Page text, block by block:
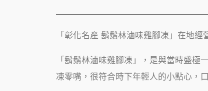
「彰化名產 鬍鬚林滷味雞腳凍」在地
「鬍鬚林滷味雞腳凍」，是與當時盛
凍零嘴，很符合時下年輕人的小點心，